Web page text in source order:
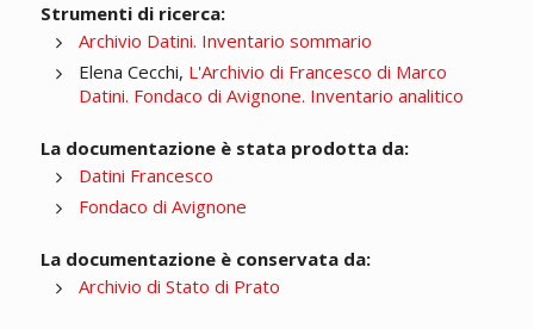
Strumenti di ricerca:
Archivio Datini. Inventario sommario
Elena Cecchi, L'Archivio di Francesco di Marco
Datini. Fondaco di Avignone. Inventario analitico
La documentazione è stata prodotta da:
Datini Francesco
Fondaco di Avignone
La documentazione è conservata da:
Archivio di Stato di Prato